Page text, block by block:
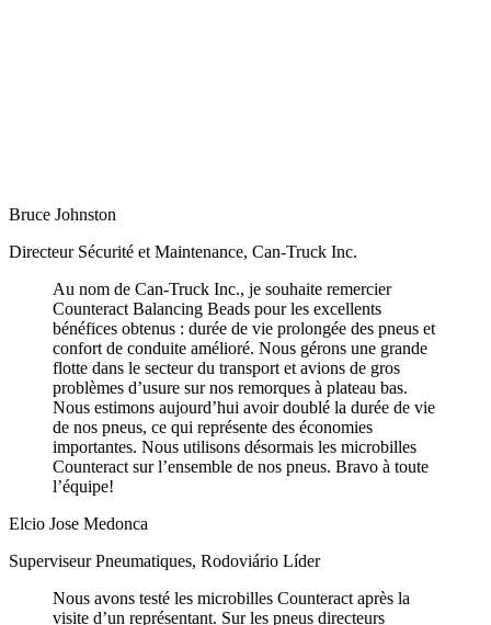
Bruce Johnston
Directeur Sécurité et Maintenance, Can-Truck Inc.
Au nom de Can-Truck Inc., je souhaite remercier
Counteract Balancing Beads pour les excellents
bénéfices obtenus : durée de vie prolongée des pneus et
confort de conduite amélioré. Nous gérons une grande
flotte dans le secteur du transport et avions de gros
problèmes d’usure sur nos remorques à plateau bas.
Nous estimons aujourd’hui avoir doublé la durée de vie
de nos pneus, ce qui représente des économies
importantes. Nous utilisons désormais les microbilles
Counteract sur l’ensemble de nos pneus. Bravo à toute
l’équipe!
Elcio Jose Medonca
Superviseur Pneumatiques, Rodoviário Líder
Nous avons testé les microbilles Counteract après la
visite d’un représentant. Sur les pneus directeurs